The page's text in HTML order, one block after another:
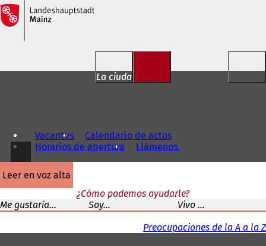
Saltar al contenido
La ciudad para ti
Vacantes
Calendario de actos
Horarios de apertura
Llámenos.
leer en voz alta
¿Cómo podemos ayudarle?
Me gustaría...
Soy...
Vivo ...
Preocupaciones de la A a la Z